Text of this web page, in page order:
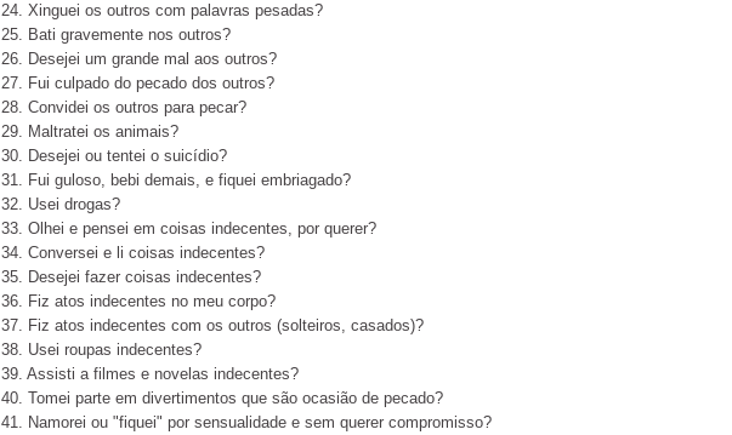
24. Xinguei os outros com palavras pesadas?
25. Bati gravemente nos outros?
26. Desejei um grande mal aos outros?
27. Fui culpado do pecado dos outros?
28. Convidei os outros para pecar?
29. Maltratei os animais?
30. Desejei ou tentei o suicídio?
31. Fui guloso, bebi demais, e fiquei embriagado?
32. Usei drogas?
33. Olhei e pensei em coisas indecentes, por querer?
34. Conversei e li coisas indecentes?
35. Desejei fazer coisas indecentes?
36. Fiz atos indecentes no meu corpo?
37. Fiz atos indecentes com os outros (solteiros, casados)?
38. Usei roupas indecentes?
39. Assisti a filmes e novelas indecentes?
40. Tomei parte em divertimentos que são ocasião de pecado?
41. Namorei ou "fiquei" por sensualidade e sem querer compromisso?